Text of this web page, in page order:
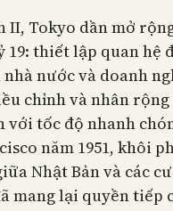
II, Tokyo dần mở
19: thiết lập quan hệ
nước và doanh
chỉnh và nhân rộng
với tốc độ nhanh
năm 1951, khôi
Nhật Bản và các
mang lại quyền tiếp